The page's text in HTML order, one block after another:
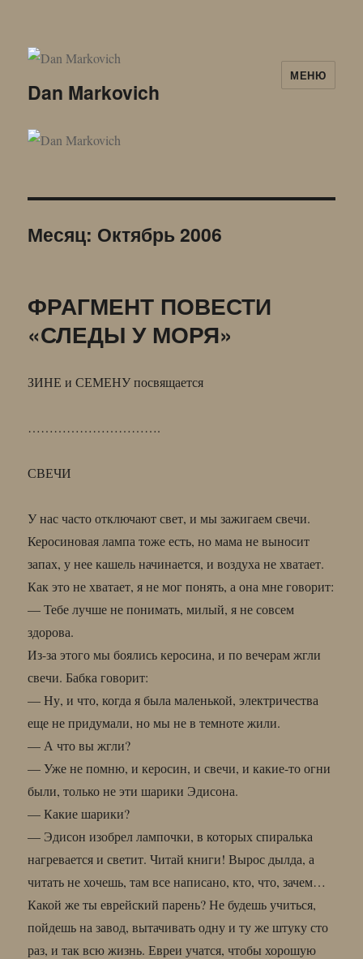
Dan Markovich
МЕНЮ
Месяц: Октябрь 2006
ФРАГМЕНТ ПОВЕСТИ
«СЛЕДЫ У МОРЯ»
ЗИНЕ и СЕМЕНУ посвящается
………………………….
СВЕЧИ
У нас часто отключают свет, и мы зажигаем свечи.
Керосиновая лампа тоже есть, но мама не выносит
запах, у нее кашель начинается, и воздуха не хватает.
Как это не хватает, я не мог понять, а она мне говорит:
— Тебе лучше не понимать, милый, я не совсем
здорова.
Из-за этого мы боялись керосина, и по вечерам жгли
свечи. Бабка говорит:
— Ну, и что, когда я была маленькой, электричества
еще не придумали, но мы не в темноте жили.
— А что вы жгли?
— Уже не помню, и керосин, и свечи, и какие-то огни
были, только не эти шарики Эдисона.
— Какие шарики?
— Эдисон изобрел лампочки, в которых спиралька
нагревается и светит. Читай книги! Вырос дылда, а
читать не хочешь, там все написано, кто, что, зачем…
Какой же ты еврейский парень? Не будешь учиться,
пойдешь на завод, вытачивать одну и ту же штуку сто
раз, и так всю жизнь. Евреи учатся, чтобы хорошую